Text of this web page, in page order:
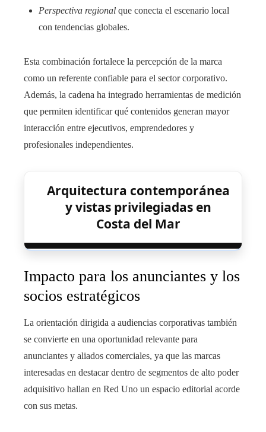
Perspectiva regional que conecta el escenario local
con tendencias globales.
Esta combinación fortalece la percepción de la marca
como un referente confiable para el sector corporativo.
Además, la cadena ha integrado herramientas de medición
que permiten identificar qué contenidos generan mayor
interacción entre ejecutivos, emprendedores y
profesionales independientes.
Arquitectura contemporánea
y vistas privilegiadas en
Costa del Mar
Impacto para los anunciantes y los
socios estratégicos
La orientación dirigida a audiencias corporativas también
se convierte en una oportunidad relevante para
anunciantes y aliados comerciales, ya que las marcas
interesadas en destacar dentro de segmentos de alto poder
adquisitivo hallan en Red Uno un espacio editorial acorde
con sus metas.